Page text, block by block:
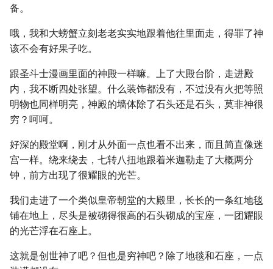
备。
哦，我和大螃蟹立刻老老实实地跟着他往里面走，得罪了神
该不会有好果子吃。
跟圣斗士漫画里面的神殿一样嘛。上了大殿台阶，走进殿
内，我不断四处张望。什么装饰都没有，不过没有火把等照
明物也同样明亮，神殿的墙体除了石头还是石头，莫非神很
穷？呵呵。
好深的殿堂啊，刚才从外面一点也看不出来，而且简直像迷
宫一样。绕来绕去，七转八扭地跟着米迦勒走了大概两分
钟，前方出现了很耀眼的光芒。
我们走进了一个类似皇帝朝堂的大殿里，长长的一条红地毯
铺在地上，尽头是被砌得很高的石头砌成的宝座，一团耀眼
的光芒浮在石座上。
这就是创世神了吧？但也是穷神吧？除了地毯和石座，一点